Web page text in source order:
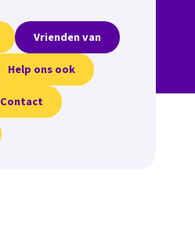
Vrienden van
Help ons ook
Contact